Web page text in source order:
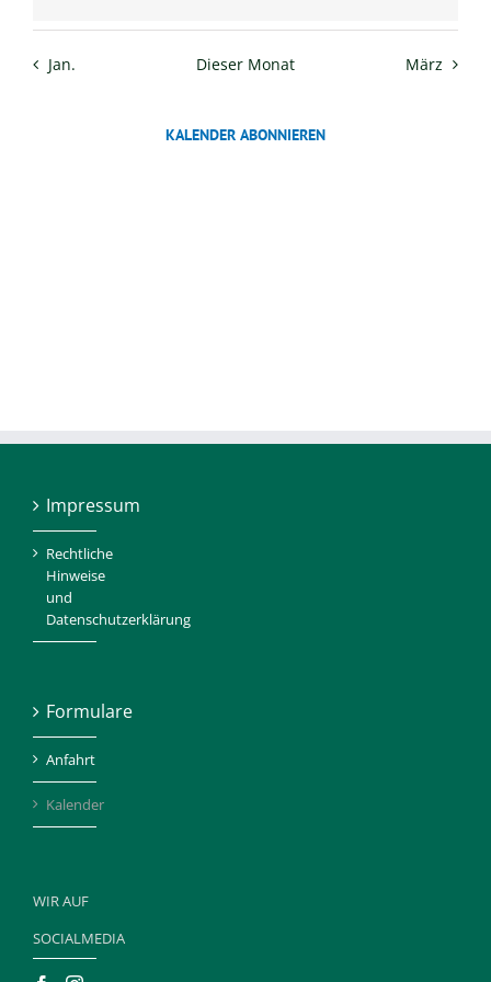
Jan. Dieser Monat März
KALENDER ABONNIEREN
Impressum
Rechtliche
Hinweise
und
Datenschutzerklärung
Formulare
Anfahrt
Kalender
WIR AUF
SOCIALMEDIA